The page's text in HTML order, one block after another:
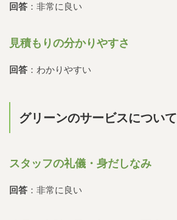
回答 ：非常に良い
見積もりの分かりやすさ
回答 ：わかりやすい
グリーンのサービスについて
スタッフの礼儀・身だしなみ
回答 ：非常に良い